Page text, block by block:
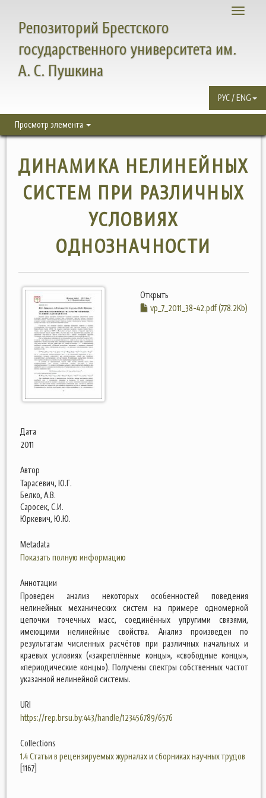
Toggle
Репозиторий Брестского
государственного университета им.
А. С. Пушкина
РУС / ENG
Просмотр элемента
ДИНАМИКА НЕЛИНЕЙНЫХ
СИСТЕМ ПРИ РАЗЛИЧНЫХ
УСЛОВИЯХ
ОДНОЗНАЧНОСТИ
Открыть
vp_7_2011_38-42.pdf (778.2Kb)
Дата
2011
Автор
Тарасевич, Ю.Г.
Белко, А.В.
Саросек, С.И.
Юркевич, Ю.Ю.
Metadata
Показать полную информацию
Аннотации
Проведен анализ некоторых особенностей поведения
нелинейных механических систем на примере одномерной
цепочки точечных масс, соединённых упругими связями,
имеющими нелинейные свойства. Анализ произведен по
результатам численных расчётов при различных начальных и
краевых условиях («закреплённые концы», «свободные концы»,
«периодические концы»). Получены спектры собственных частот
указанной нелинейной системы.
URI
https://rep.brsu.by:443/handle/123456789/6576
Collections
1.4 Статьи в рецензируемых журналах и сборниках научных трудов
[1167]